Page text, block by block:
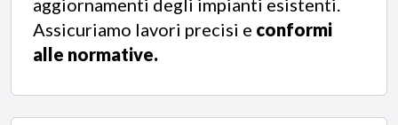
Assicuriamo lavori precisi e conformi
alle normative.